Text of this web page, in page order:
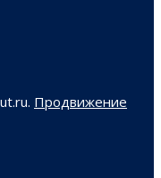
Продвижение